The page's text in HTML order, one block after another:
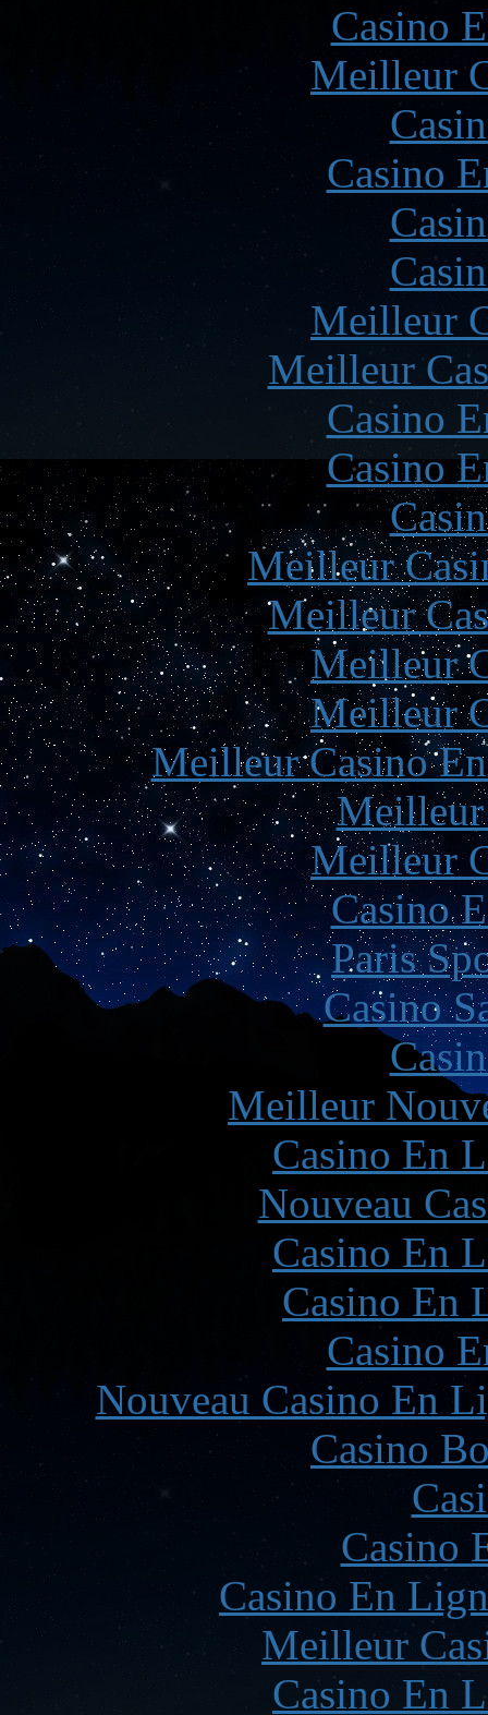
Casino
Meilleur
Casino
Meilleur
Meilleur
Casino
Casino
Meilleur
Meilleur
Meilleur
Meilleur
Meilleur Casino
Meilleur
Meilleur
Casino
Paris
Casino
Meilleur
Casino En
Nouveau
Casino En
Casino En
Casino
Nouveau Casino En
Casino
Casino
Casino En
Meilleur
Casino En